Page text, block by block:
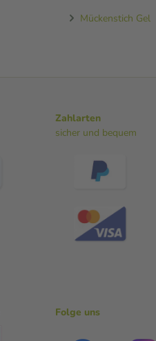
Mückenstich Gel
Zahlarten
sicher und bequem
Folge uns